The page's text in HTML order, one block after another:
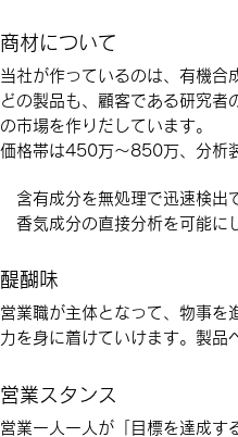
商材について
当社が作っているのは、有機合
どの製品も、顧客である研究者
の市場を作りだしています。
価格帯は450万～850万、分析
含有成分を無処理で迅速検出
香気成分の直接分析を可能に
醍醐味
営業職が主体となって、物事を
力を身に着けていけます。製品
​営業スタンス
営業一人一人が「目標を達成す